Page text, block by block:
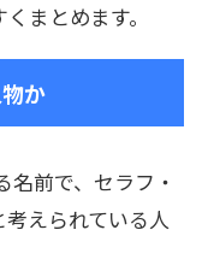
まとめます。
か
名前で、セラフ・
えられている人